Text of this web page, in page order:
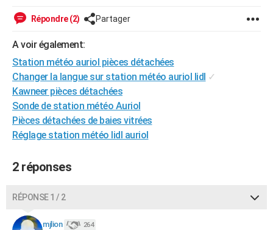
Guides de France
Escapades
Patrimoine
Expositions
Musées
Week-end nature
LIFESTYLE
SANTE
Alimentation
Guide de la santé
Maladies
Médicaments
Sommeil
VOYAGE
Destinations
City break
Voyage nature
Voyage de noces
Forum
Climat
+PHOTO
GUIDES D'ACHAT
BONS PLANS
CARTE DE VOEUX
Répondre (2) Partager
A voir également:
Station météo auriol pièces détachées
Changer la langue sur station météo auriol lidl ✓
Kawneer pièces détachées
Sonde de station météo Auriol
Pièces détachées de baies vitrées
Réglage station météo lidl auriol
2 réponses
RÉPONSE 1 / 2
mjlion 264